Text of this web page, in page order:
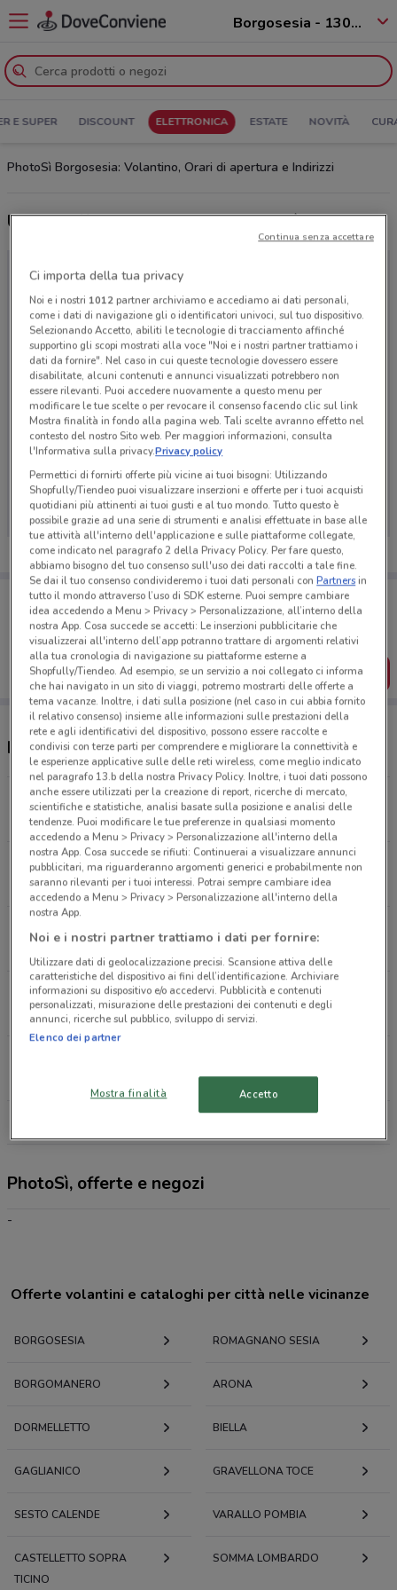
Borgosesia - 13011
E SUPER DISCOUNT ELETTRONICA ESTATE NOVITÀ
PhotoSì Borgosesia: Volantino, Orari di apertura e Indirizzi
Ultime offerte del volantino PhotoSì
Ci dispiace, al momento non abbiamo pubblicato
volantini nella tua zona. Riprova più tardi.
Porta DoveConviene sempre con te!
Puoi trovare le migliori offerte dei negozi vicino a te,
salvarle e creare la tua lista del risparmio, comodamente
dal tuo cellulare.
SCARICA L’APP
Negozi PhotoSì a Borgosesia
NOVACOOP VIA XXV APRILE, 16 Borgosesia
739 m
REGIONE TORAME 1 Borgosesia
1.9 km
VIA NOVARA, 71 Romagnano Sesia
12.6 km
PhotoSì, offerte e negozi
-
Offerte volantini e cataloghi per città nelle vicinanze
BORGOSESIA ROMAGNANO SESIA
BORGOMANERO ARONA
DORMELLETTO BIELLA
GAGLIANICO GRAVELLONA TOCE
SESTO CALENDE VARALLO POMBIA
CASTELLETTO SOPRA
TICINO
SOMMA LOMBARDO
Ci importa della tua privacy
Noi e i nostri 1012partner archiviamo e accediamo ai dati personali,
come i dati di navigazione gli o identificatori univoci, sul tuo dispositivo.
Selezionando Accetto, abiliti le tecnologie di tracciamento affinché
supportino gli scopi mostrati alla voce "Noi e i nostri partner trattiamo i
dati da fornire". Nel caso in cui queste tecnologie dovessero essere
disabilitate, alcuni contenuti e annunci visualizzati potrebbero non
essere rilevanti. Puoi accedere nuovamente a questo menu per
modificare le tue scelte o per revocare il consenso facendo clic sul link
Mostra finalità in fondo alla pagina web. Tali scelte avranno effetto nel
contesto del nostro Sito web. Per maggiori informazioni, consulta
l'Informativa sulla privacy.Privacy policy
Permettici di fornirti offerte più vicine ai tuoi bisogni: Utilizzando
Shopfully/Tiendeo puoi visualizzare inserzioni e offerte per i tuoi acquisti
quotidiani più attinenti ai tuoi gusti e al tuo mondo. Tutto questo è
possibile grazie ad una serie di strumenti e analisi effettuate in base alle
tue attività all'interno dell'applicazione e sulle piattaforme collegate,
come indicato nel paragrafo 2 della Privacy Policy. Per fare questo,
abbiamo bisogno del tuo consenso sull'uso dei dati raccolti a tale fine.
Se dai il tuo consenso condivideremo i tuoi dati personali conPartnersin
tutto il mondo attraverso l’uso di SDK esterne. Puoi sempre cambiare
idea accedendo a Menu > Privacy > Personalizzazione, all’interno della
nostra App. Cosa succede se accetti: Le inserzioni pubblicitarie che
visualizzerai all'interno dell’app potranno trattare di argomenti relativi
alla tua cronologia di navigazione su piattaforme esterne a
Shopfully/Tiendeo. Ad esempio, se un servizio a noi collegato ci informa
che hai navigato in un sito di viaggi, potremo mostrarti delle offerte a
tema vacanze. Inoltre, i dati sulla posizione (nel caso in cui abbia fornito
il relativo consenso) insieme alle informazioni sulle prestazioni della
rete e agli identificativi del dispositivo, possono essere raccolte e
condivisi con terze parti per comprendere e migliorare la connettività e
le esperienze applicative sulle delle reti wireless, come meglio indicato
nel paragrafo 13.b della nostra Privacy Policy. Inoltre, i tuoi dati possono
anche essere utilizzati per la creazione di report, ricerche di mercato,
scientifiche e statistiche, analisi basate sulla posizione e analisi delle
tendenze. Puoi modificare le tue preferenze in qualsiasi momento
accedendo a Menu > Privacy > Personalizzazione all'interno della
nostra App. Cosa succede se rifiuti: Continuerai a visualizzare annunci
pubblicitari, ma riguarderanno argomenti generici e probabilmente non
saranno rilevanti per i tuoi interessi. Potrai sempre cambiare idea
accedendo a Menu > Privacy > Personalizzazione all'interno della
nostra App.
Noi e i nostri partner trattiamo i dati per fornire:
Utilizzare dati di geolocalizzazione precisi. Scansione attiva delle
caratteristiche del dispositivo ai fini dell’identificazione. Archiviare
informazioni su dispositivo e/o accedervi. Pubblicità e contenuti
personalizzati, misurazione delle prestazioni dei contenuti e degli
annunci, ricerche sul pubblico, sviluppo di servizi.
Elenco dei partner
Mostra finalità Accetto
Continua senza accettare